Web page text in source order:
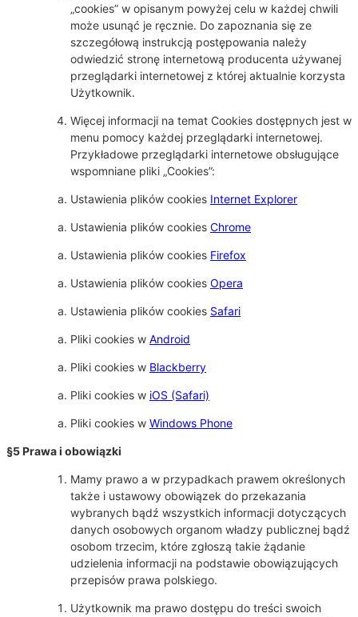
„cookies” w opisanym powyżej celu w każdej chwili
może usunąć je ręcznie. Do zapoznania się ze
szczegółową instrukcją postępowania należy
odwiedzić stronę internetową producenta używanej
przeglądarki internetowej z której aktualnie korzysta
Użytkownik.
Więcej informacji na temat Cookies dostępnych jest w
menu pomocy każdej przeglądarki internetowej.
Przykładowe przeglądarki internetowe obsługujące
wspomniane pliki „Cookies”:
Ustawienia plików cookies Internet Explorer
Ustawienia plików cookies Chrome
Ustawienia plików cookies Firefox
Ustawienia plików cookies Opera
Ustawienia plików cookies Safari
Pliki cookies w Android
Pliki cookies w Blackberry
Pliki cookies w iOS (Safari)
Pliki cookies w Windows Phone
§5 Prawa i obowiązki
Mamy prawo a w przypadkach prawem określonych
także i ustawowy obowiązek do przekazania
wybranych bądź wszystkich informacji dotyczących
danych osobowych organom władzy publicznej bądź
osobom trzecim, które zgłoszą takie żądanie
udzielenia informacji na podstawie obowiązujących
przepisów prawa polskiego.
Użytkownik ma prawo dostępu do treści swoich